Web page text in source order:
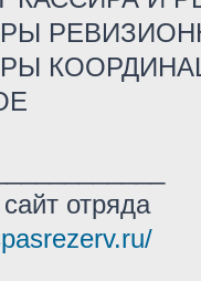
отряда